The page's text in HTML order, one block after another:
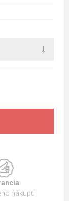
nákupu